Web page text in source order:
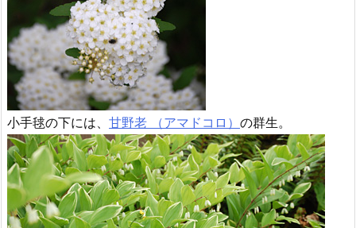
小手毬の下には、 甘野老 （アマドコロ） の群生。